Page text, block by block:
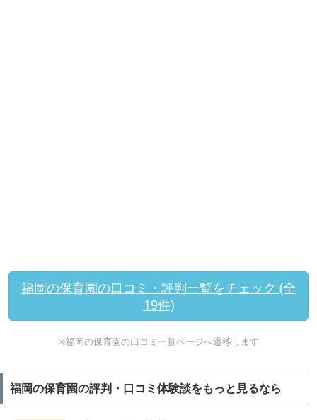
福岡の保育園の口コミ・評判一覧をチェック (全
19件)
※福岡の保育園の口コミ一覧ページへ遷移します
福岡の保育園の評判・口コミ体験談をもっと見るなら